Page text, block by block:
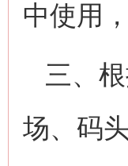
中使用
三、
场、码